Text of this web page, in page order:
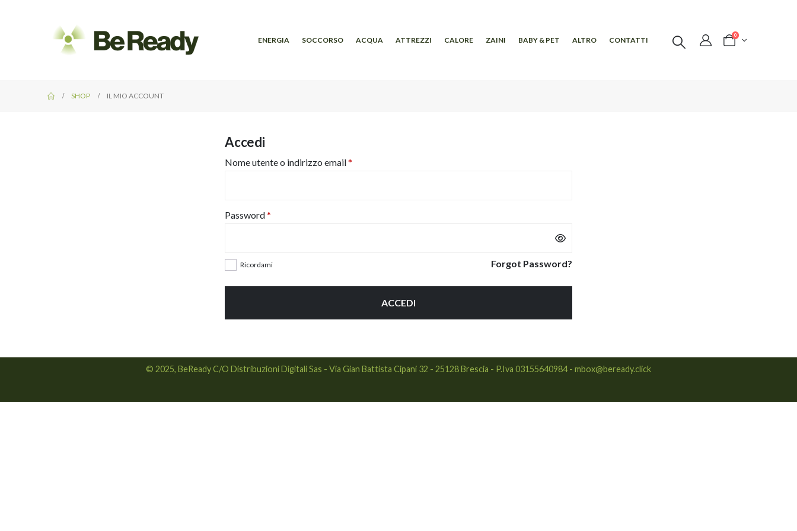
ENERGIA SOCCORSO ACQUA ATTREZZI CALORE ZAINI BABY & PET ALTRO CONTATTI
0
SHOP IL MIO ACCOUNT
Accedi
Nome utente o indirizzo email*
Password*
Ricordami Forgot Password?
ACCEDI
© 2025, BeReady C/O Distribuzioni Digitali Sas - Via Gian Battista Cipani 32 - 25128 Brescia - P.Iva 03155640984 - mbox@beready.click